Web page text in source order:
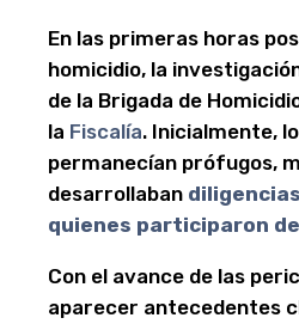
En las primeras horas
homicidio, la
de la Brigada de
la Fiscalía. Inicialmente,
permanecían prófugos,
desarrollaban
quienes participaron
Con el avance de las
aparecer antecedentes